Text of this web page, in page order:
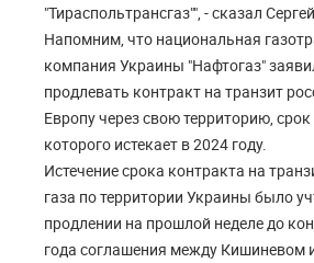
"Тираспольтрансгаз"", - сказал
Напомним, что национальная
компания Украины "Нафтогаз"
продлевать контракт на транзит
Европу через свою территорию, срок
которого истекает в 2024 году.
Истечение срока контракта на
газа по территории Украины было
продлении на прошлой неделе до
года соглашения между Кишиневом